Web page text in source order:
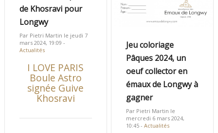
de Khosravi pour
Longwy
Par Pietri Martin le jeudi 7
mars 2024, 19:09 -
Actualités
I LOVE PARIS
Boule Astro
signée Guive
Khosravi
Jeu coloriage
Pâques 2024, un
oeuf collector en
émaux de Longwy à
gagner
Par Pietri Martin le
mercredi 6 mars 2024,
10:45 -Actualités